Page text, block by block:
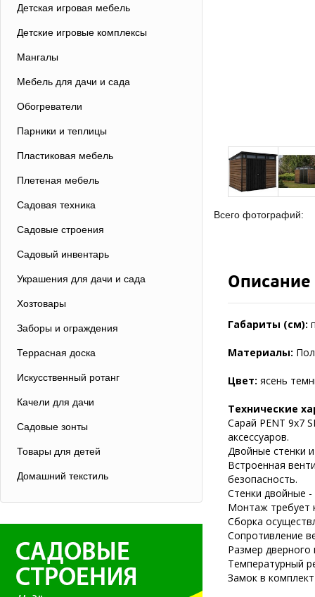
Детская игровая мебель
Детские игровые комплексы
Мангалы
Мебель для дачи и сада
Обогреватели
Парники и теплицы
Пластиковая мебель
Плетеная мебель
Садовая техника
Садовые строения
Садовый инвентарь
Украшения для дачи и сада
Хозтовары
Заборы и ограждения
Террасная доска
Искусственный ротанг
Качели для дачи
Садовые зонты
Товары для детей
Домашний текстиль
Всего фотографий:
Описание
Габариты (см):
Материалы:
Цвет: ясень
Технические
Сарай PENT 9х7
аксессуаров.
Двойные стенки
Встроенная
безопасность.
Стенки двойные -
Монтаж требует
Сборка
Сопротивление
Размер
Температурный
Замок в